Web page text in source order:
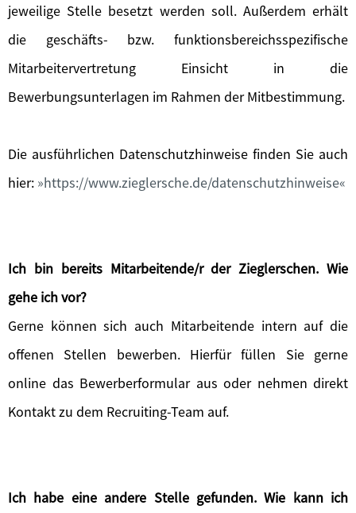
jeweilige Stelle besetzt werden soll. Außerdem erhält
die geschäfts- bzw. funktionsbereichsspezifische
Mitarbeitervertretung Einsicht in die
Bewerbungsunterlagen im Rahmen der Mitbestimmung.
Die ausführlichen Datenschutzhinweise finden Sie auch
hier: https://www.zieglersche.de/datenschutzhinweise
Ich bin bereits Mitarbeitende/r der Zieglerschen. Wie
gehe ich vor?
Gerne können sich auch Mitarbeitende intern auf die
offenen Stellen bewerben. Hierfür füllen Sie gerne
online das Bewerberformular aus oder nehmen direkt
Kontakt zu dem Recruiting-Team auf.
Ich habe eine andere Stelle gefunden. Wie kann ich